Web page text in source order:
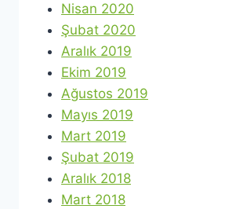
Nisan 2020
Şubat 2020
Aralık 2019
Ekim 2019
Ağustos 2019
Mayıs 2019
Mart 2019
Şubat 2019
Aralık 2018
Mart 2018